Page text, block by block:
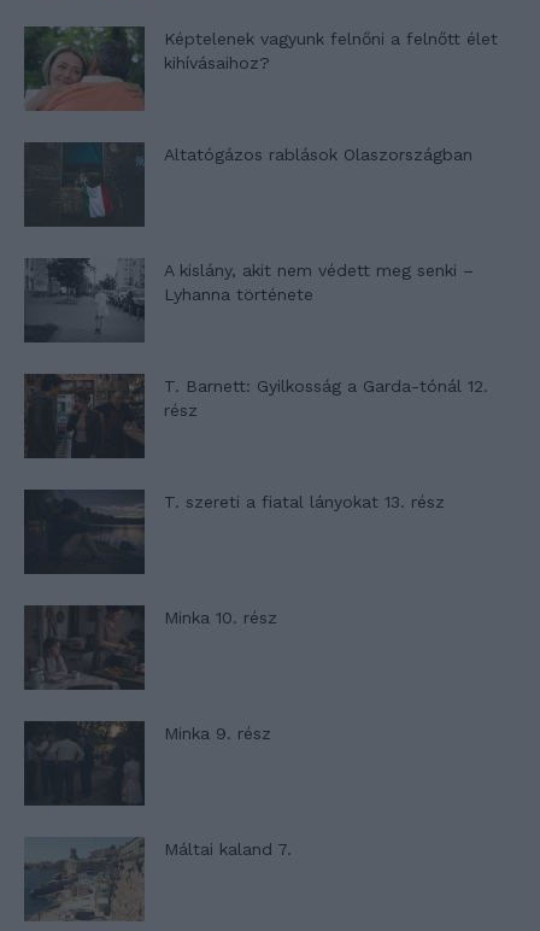
Képtelenek vagyunk felnőni a felnőtt élet
kihívásaihoz?
Altatógázos rablások Olaszországban
A kislány, akit nem védett meg senki –
Lyhanna története
T. Barnett: Gyilkosság a Garda-tónál 12.
rész
T. szereti a fiatal lányokat 13. rész
Minka 10. rész
Minka 9. rész
Máltai kaland 7.